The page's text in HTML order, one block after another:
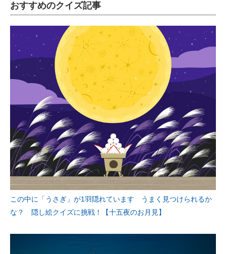
おすすめのクイズ記事
この中に「うさぎ」が1羽隠れています うまく見つけられるか
な？ 隠し絵クイズに挑戦！【十五夜のお月見】